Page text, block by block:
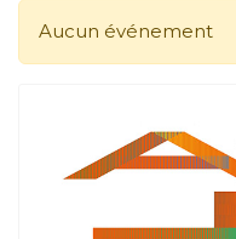
Aucun événement